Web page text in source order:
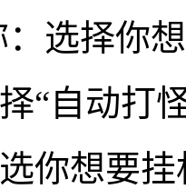
选择你
“自动打
你想要